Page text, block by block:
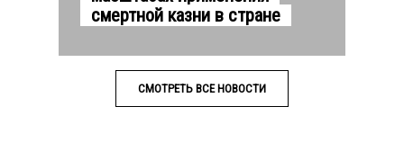
смертной казни в стране
СМОТРЕТЬ ВСЕ НОВОСТИ